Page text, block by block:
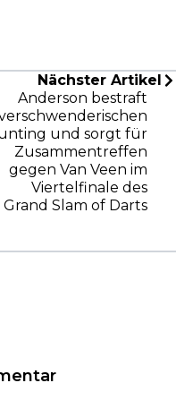
Nächster Artikel
Anderson bestraft
und sorgt für
Zusammentreffen
gegen Van Veen im
Viertelfinale des
Grand Slam of Darts